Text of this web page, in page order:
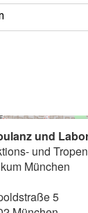
und
und
München
5